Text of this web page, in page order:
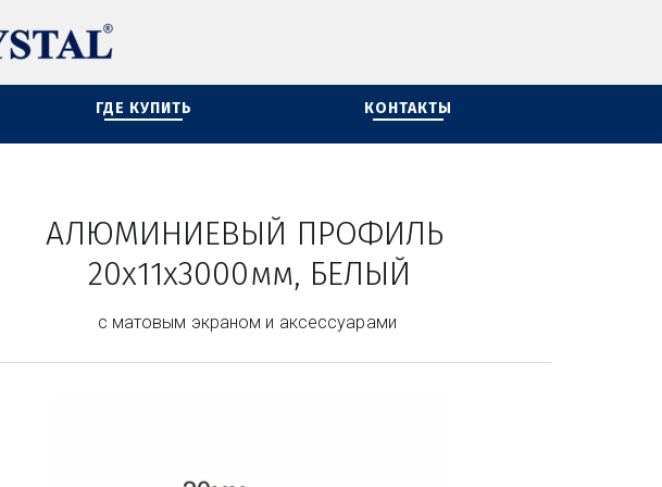
ГДЕ КУПИТЬ КОНТАКТЫ
АЛЮМИНИЕВЫЙ ПРОФИЛЬ
20х11х3000мм, БЕЛЫЙ
с матовым экраном и аксессуарами